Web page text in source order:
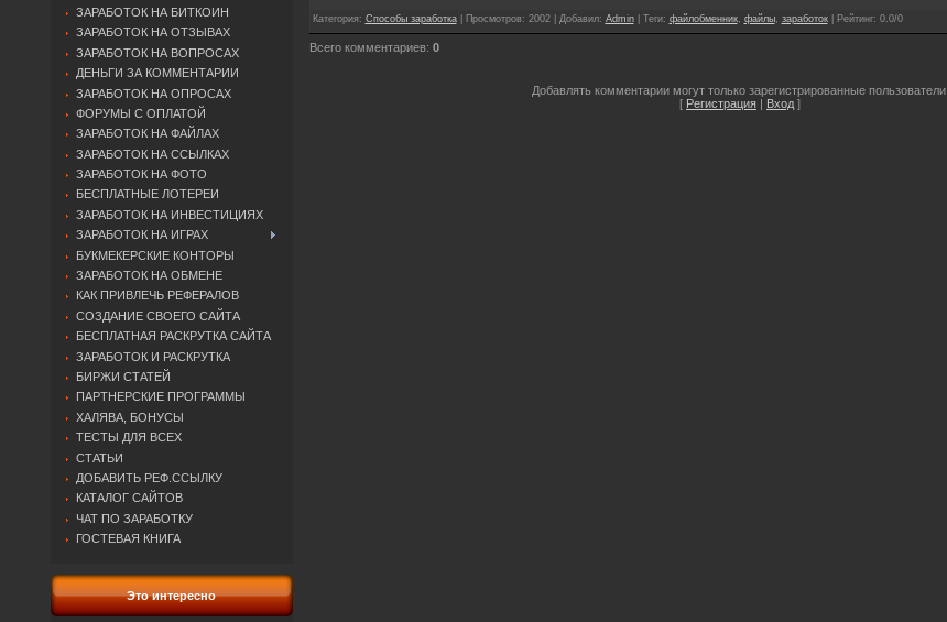
ЗАРАБОТОК НА БИТКОИН
ЗАРАБОТОК НА ОТЗЫВАХ
ЗАРАБОТОК НА ВОПРОСАХ
ДЕНЬГИ ЗА КОММЕНТАРИИ
ЗАРАБОТОК НА ОПРОСАХ
ФОРУМЫ С ОПЛАТОЙ
ЗАРАБОТОК НА ФАЙЛАХ
ЗАРАБОТОК НА ССЫЛКАХ
ЗАРАБОТОК НА ФОТО
БЕСПЛАТНЫЕ ЛОТЕРЕИ
ЗАРАБОТОК НА ИНВЕСТИЦИЯХ
ЗАРАБОТОК НА ИГРАХ
БУКМЕКЕРСКИЕ КОНТОРЫ
ЗАРАБОТОК НА ОБМЕНЕ
КАК ПРИВЛЕЧЬ РЕФЕРАЛОВ
СОЗДАНИЕ СВОЕГО САЙТА
БЕСПЛАТНАЯ РАСКРУТКА САЙТА
ЗАРАБОТОК И РАСКРУТКА
БИРЖИ СТАТЕЙ
ПАРТНЕРСКИЕ ПРОГРАММЫ
ХАЛЯВА, БОНУСЫ
ТЕСТЫ ДЛЯ ВСЕХ
СТАТЬИ
ДОБАВИТЬ РЕФ.ССЫЛКУ
КАТАЛОГ САЙТОВ
ЧАТ ПО ЗАРАБОТКУ
ГОСТЕВАЯ КНИГА
Это интересно
Категория: Способы заработка| Просмотров: 2002 | Добавил: Admin| Теги: файлобменник, файлы, заработок| Рейтинг: 0.0/0
Всего комментариев: 0
Добавлять комментарии могут только зарегистрированные пользователи.
[ Регистрация | Вход ]